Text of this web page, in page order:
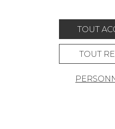
Politique générale
Condtions
Espace
TOUT
TOUT